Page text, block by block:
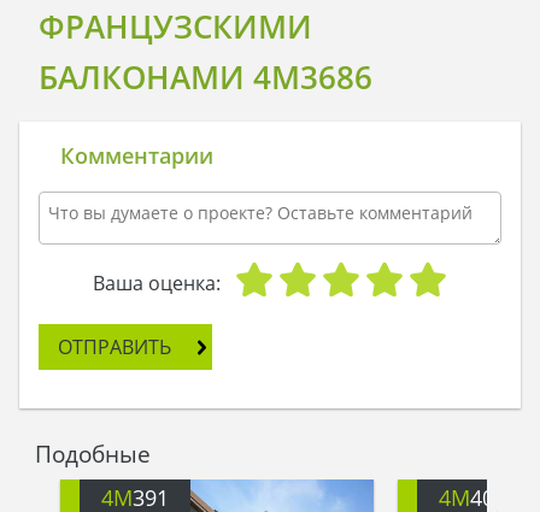
ФРАНЦУЗСКИМИ
БАЛКОНАМИ 4M3686
Комментарии
Ваша оценка:
ОТПРАВИТЬ
Подобные
4M391 4M401